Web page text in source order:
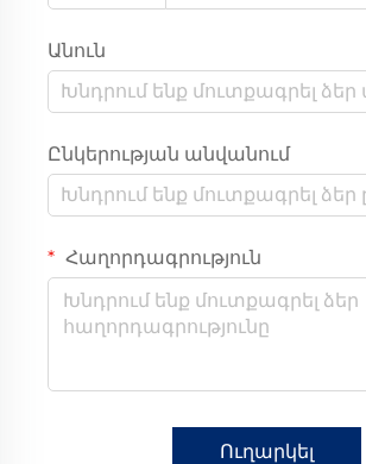
Անուն
Ընկերության անվանում
Հաղորդագրություն
Ուղարկել